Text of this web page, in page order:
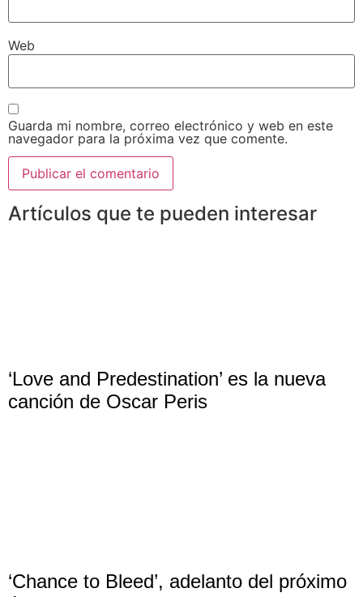
Web
Guarda mi nombre, correo electrónico y web en este
navegador para la próxima vez que comente.
Artículos que te pueden interesar
‘Love and Predestination’ es la nueva
canción de Oscar Peris
‘Chance to Bleed’, adelanto del próximo